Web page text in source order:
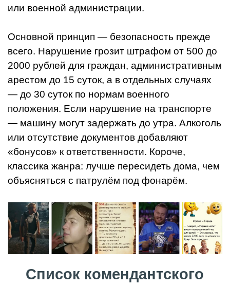
или военной администрации.
Основной принцип — безопасность прежде
всего. Нарушение грозит штрафом от 500 до
2000 рублей для граждан, административным
арестом до 15 суток, а в отдельных случаях
— до 30 суток по нормам военного
положения. Если нарушение на транспорте
— машину могут задержать до утра. Алкоголь
или отсутствие документов добавляют
«бонусов» к ответственности. Короче,
классика жанра: лучше пересидеть дома, чем
объясняться с патрулём под фонарём.
Список комендантского